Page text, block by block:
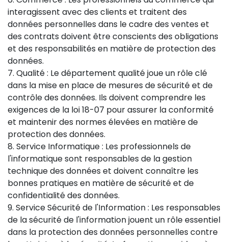
interagissent avec des clients et traitent des
données personnelles dans le cadre des ventes et
des contrats doivent être conscients des obligations
et des responsabilités en matière de protection des
données.
7. Qualité : Le département qualité joue un rôle clé
dans la mise en place de mesures de sécurité et de
contrôle des données. Ils doivent comprendre les
exigences de la loi 18-07 pour assurer la conformité
et maintenir des normes élevées en matière de
protection des données.
8. Service Informatique : Les professionnels de
l'informatique sont responsables de la gestion
technique des données et doivent connaître les
bonnes pratiques en matière de sécurité et de
confidentialité des données.
9. Service Sécurité de l'Information : Les responsables
de la sécurité de l'information jouent un rôle essentiel
dans la protection des données personnelles contre